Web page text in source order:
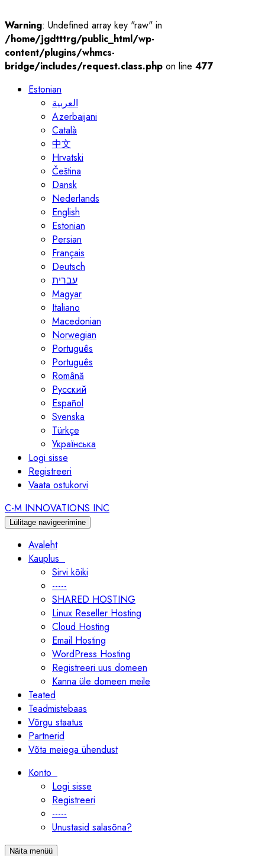
Warning: Undefined array key "raw" in
/home/jgdtttrg/public_html/wp-
content/plugins/whmcs-
bridge/includes/request.class.php on line 477
Estonian
العربية
Azerbaijani
Català
中文
Hrvatski
Čeština
Dansk
Nederlands
English
Estonian
Persian
Français
Deutsch
עברית
Magyar
Italiano
Macedonian
Norwegian
Português
Português
Română
Русский
Español
Svenska
Türkçe
Українська
Logi sisse
Registreeri
Vaata ostukorvi
C-M INNOVATIONS INC
Lülitage navigeerimine
Avaleht
Kauplus
Sirvi kõiki
-----
SHARED HOSTING
Linux Reseller Hosting
Cloud Hosting
Email Hosting
WordPress Hosting
Registreeri uus domeen
Kanna üle domeen meile
Teated
Teadmistebaas
Võrgu staatus
Partnerid
Võta meiega ühendust
Konto
Logi sisse
Registreeri
-----
Unustasid salasõna?
Näita menüü